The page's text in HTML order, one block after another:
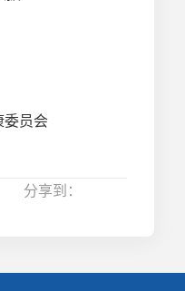
委员会
分享到：